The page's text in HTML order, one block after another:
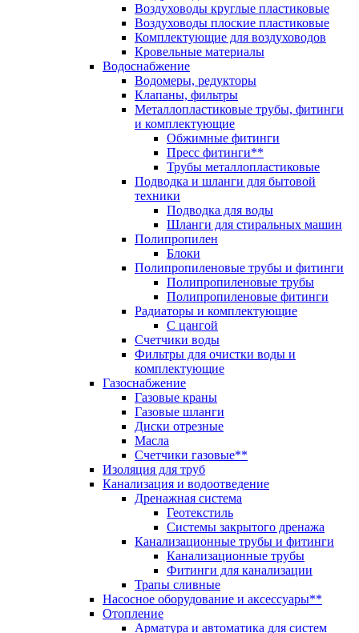
Воздуховоды круглые пластиковые
Воздуховоды плоские пластиковые
Комплектующие для воздуховодов
Кровельные материалы
Водоснабжение
Водомеры, редукторы
Клапаны, фильтры
Металлопластиковые трубы, фитинги
и комплектующие
Обжимные фитинги
Пресс фитинги**
Трубы металлопластиковые
Подводка и шланги для бытовой
техники
Подводка для воды
Шланги для стиральных машин
Полипропилен
Блоки
Полипропиленовые трубы и фитинги
Полипропиленовые трубы
Полипропиленовые фитинги
Радиаторы и комплектующие
С цангой
Счетчики воды
Фильтры для очистки воды и
комплектующие
Газоснабжение
Газовые краны
Газовые шланги
Диски отрезные
Масла
Счетчики газовые**
Изоляция для труб
Канализация и водоотведение
Дренажная система
Геотекстиль
Системы закрытого дренажа
Канализационные трубы и фитинги
Канализационные трубы
Фитинги для канализации
Трапы сливные
Насосное оборудование и аксессуары**
Отопление
Арматура и автоматика для систем